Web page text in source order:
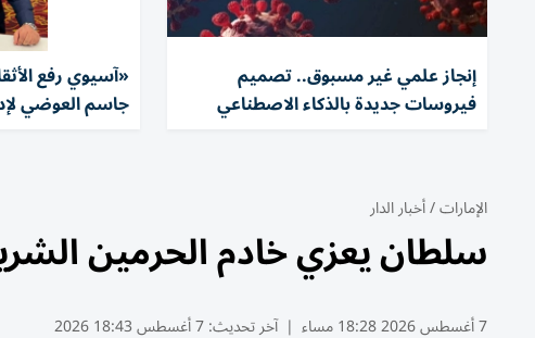
إنجاز علمي غير مسبوق.. تصميم
فيروسات جديدة بالذكاء الاصطناعي
«آسيوي رفع
جاسم العوضي
الإمارات/أخبار الدار
سلطان يعزي خادم الحرمين
7 أغسطس 2026 18:28 مساء | آخر تحديث:7 أغسطس 18:43 2026